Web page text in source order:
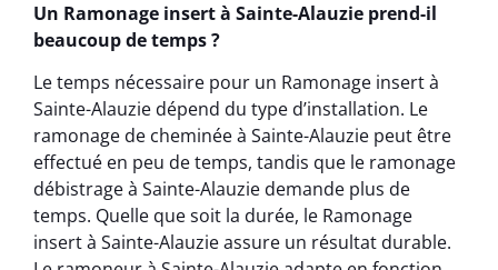
Un Ramonage insert à Sainte-Alauzie prend-il
beaucoup de temps ?
Le temps nécessaire pour un Ramonage insert à
Sainte-Alauzie dépend du type d’installation. Le
ramonage de cheminée à Sainte-Alauzie peut être
effectué en peu de temps, tandis que le ramonage
débistrage à Sainte-Alauzie demande plus de
temps. Quelle que soit la durée, le Ramonage
insert à Sainte-Alauzie assure un résultat durable.